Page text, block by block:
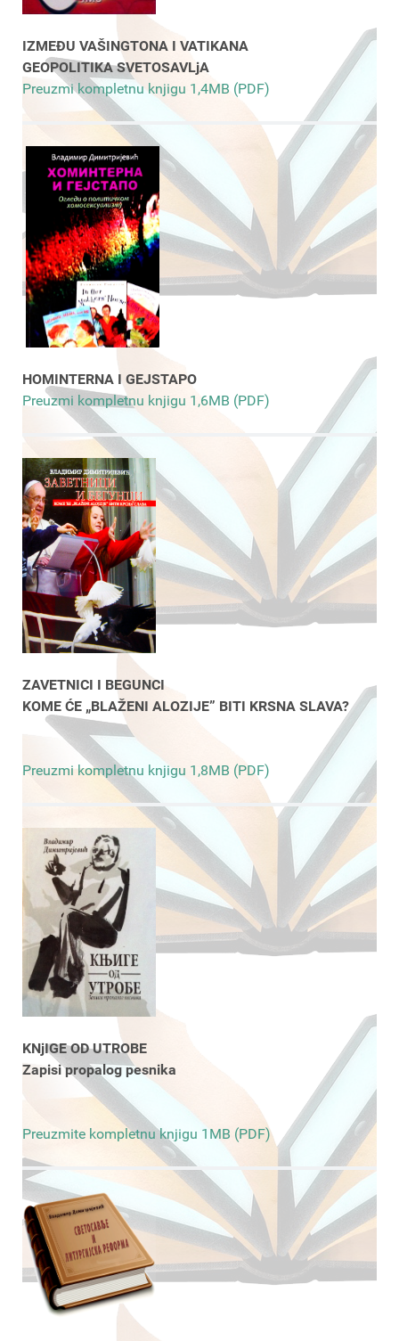
IZMEĐU VAŠINGTONA I VATIKANA
GEOPOLITIKA SVETOSAVLjA
Preuzmi kompletnu knjigu 1,4MB (PDF)
HOMINTERNA I GEJSTAPO
Preuzmi kompletnu knjigu 1,6MB (PDF)
ZAVETNICI I BEGUNCI
KOME ĆE „BLAŽENI ALOZIJE” BITI KRSNA SLAVA?
Preuzmi kompletnu knjigu 1,8MB (PDF)
KNjIGE OD UTROBE
Zapisi propalog pesnika
Preuzmite kompletnu knjigu 1MB (PDF)